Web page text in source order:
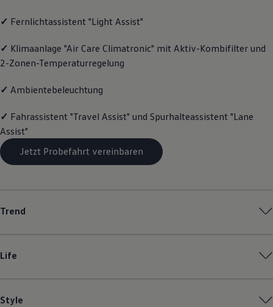
Lifestyle
Familie
Elektromobilität
Volkswagen R
Volkswagen Kundenbetreuung
✓ Fernlichtassistent "Light Assist"
✓ Klimaanlage "Air Care Climatronic" mit Aktiv-Kombifilter und
2-Zonen-Temperaturregelung
✓ Ambientebeleuchtung
✓ Fahrassistent "Travel Assist" und Spurhalteassistent "Lane
Assist"
Jetzt Probefahrt vereinbaren
Trend
Life
Style